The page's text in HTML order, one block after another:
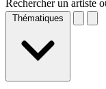
Rechercher un artiste
Thématiques